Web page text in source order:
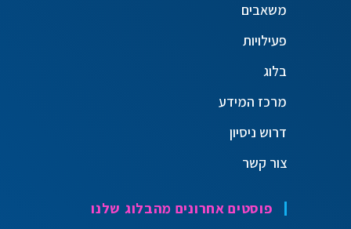
משאבים
פעילויות
בלוג
מרכז המידע
דרוש ניסיון
צור קשר
פוסטים אחרונים מהבלוג שלנו